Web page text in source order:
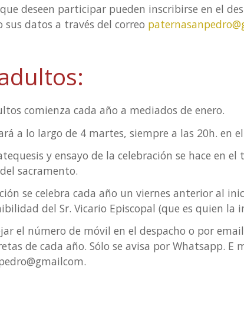
que deseen participar pueden inscribirse en el
sus datos a través del correo
comienza cada año a mediados de enero.
a lo largo de 4 martes, siempre a las 20h. en
y ensayo de la celebración se hace en
sacramento.
se celebra cada año un viernes anterior al
del Sr. Vicario Episcopal (que es quien la
el número de móvil en el despacho o por
de cada año. Sólo se avisa por Whatsapp. E